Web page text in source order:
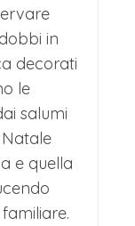
in
decorati
le
salumi
Natale
e quella